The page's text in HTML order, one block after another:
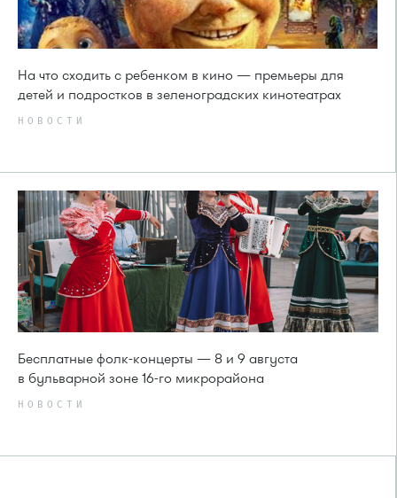
На что сходить с ребенком в кино — премьеры для
детей и подростков в зеленоградских кинотеатрах
НОВОСТИ
Бесплатные фолк-концерты — 8 и 9 августа
в бульварной зоне 16-го микрорайона
НОВОСТИ